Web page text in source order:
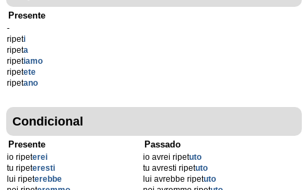
Presente
-
ripeti
ripeta
ripetiamo
ripetete
ripetano
Condicional
Presente
io ripeterei
tu ripeteresti
lui ripeterebbe
Passado
io avrei ripetuto
tu avresti ripetuto
lui avrebbe ripetuto